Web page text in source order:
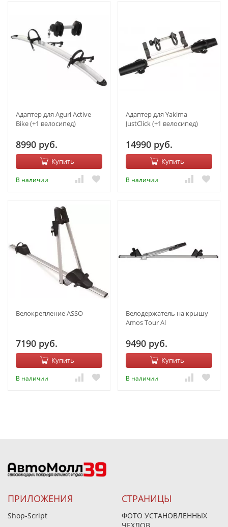
Адаптер для Aguri Active
Bike (+1 велосипед)
8990 руб.
Купить
В наличии
Адаптер для Yakima
JustClick (+1 велосипед)
14990 руб.
Купить
В наличии
Велокрепление ASSO
7190 руб.
Купить
В наличии
Велодержатель на крышу
Amos Tour Al
9490 руб.
Купить
В наличии
ПРИЛОЖЕНИЯ
Shop-Script
СТРАНИЦЫ
ФОТО УСТАНОВЛЕННЫХ